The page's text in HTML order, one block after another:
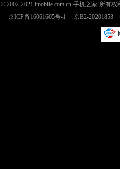
© 2002-2021 imobile.com.cn 手机之家 所有
京ICP备16061605号-1
京B2-20201853